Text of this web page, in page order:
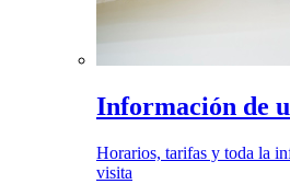
Información de
Horarios, tarifas y toda la
visita